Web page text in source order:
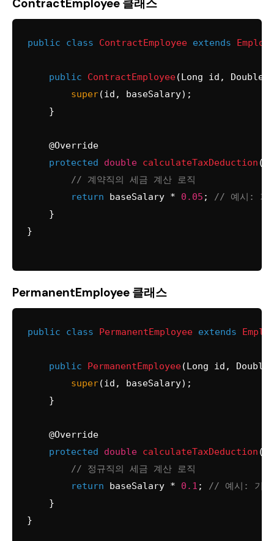
ContractEmployee 클래스
public class ContractEmployee extends
public ContractEmployee(Long id, Double
super(id, baseSalary);
    }
@Override
protected
double calculateTaxDeduction ()
// 계약직의 세금 계산 로직
return baseSalary * 0.05 ; // 예시: 기
    }
PermanentEmployee 클래스
public class PermanentEmployee extends
public PermanentEmployee(Long id, Double
super(id, baseSalary);
    }
@Override
protected
double calculateTaxDeduction ()
// 정규직의 세금 계산 로직
return baseSalary * 0.1 ; // 예시: 기본
    }